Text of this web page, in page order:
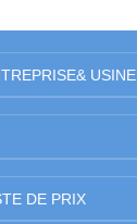
& USINE
DE PRIX